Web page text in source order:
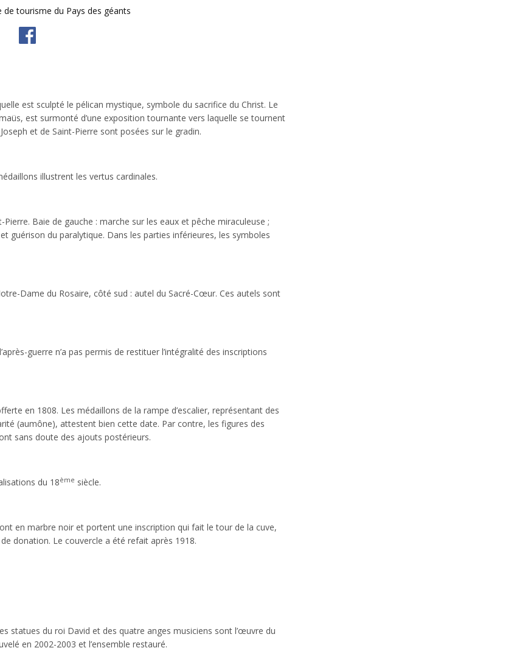
de tourisme du Pays des géants
est sculpté le pélican mystique, symbole du sacrifice du Christ. Le
est surmonté d’une exposition tournante vers laquelle se tournent
et de Saint-Pierre sont posées sur le gradin.
illustrent les vertus cardinales.
Baie de gauche : marche sur les eaux et pêche miraculeuse ;
guérison du paralytique. Dans les parties inférieures, les symboles
Dame du Rosaire, côté sud : autel du Sacré-Cœur. Ces autels sont
guerre n’a pas permis de restituer l’intégralité des inscriptions
en 1808. Les médaillons de la rampe d’escalier, représentant des
(aumône), attestent bien cette date. Par contre, les figures des
sans doute des ajouts postérieurs.
du 18ème siècle.
en marbre noir et portent une inscription qui fait le tour de la cuve,
donation. Le couvercle a été refait après 1918.
statues du roi David et des quatre anges musiciens sont l’œuvre du
en 2002-2003 et l’ensemble restauré.